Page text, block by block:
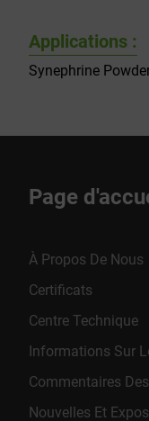
Applications :
Synephrine
Page
À Propos De Nous
Certificats
Centre Technique
Informations Sur
Commentaires
Nouvelles Et